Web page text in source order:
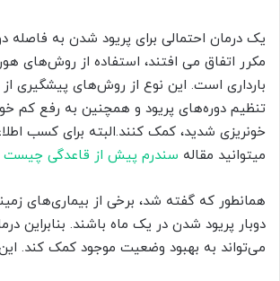
یک درمان احتمالی برای پریود شدن به فاصله
مکرر اتفاق می افتند، استفاده از روش‌های
بارداری است. این نوع از روش‌های پیشگیری از
تنظیم دوره‌های پریود و همچنین به رفع کم
خونریزی شدید، کمک کنند.البته برای کسب
میتوانید مقاله سندرم پیش از قاعدگی چیست
همانطور که گفته شد، برخی از بیماری‌های
دوبار پریود شدن در یک ماه باشند. بنابراین
می‌تواند به بهبود وضعیت موجود کمک کند. این